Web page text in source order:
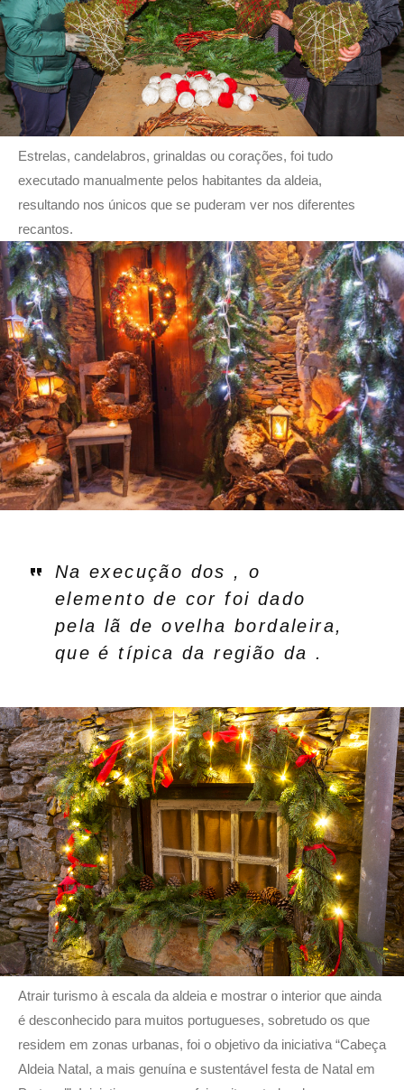
Estrelas, candelabros, grinaldas ou corações, foi tudo
executado manualmente pelos habitantes da aldeia,
resultando nos únicos que se puderam ver nos diferentes
recantos.
Na execução dos , o
elemento de cor foi dado
pela lã de ovelha bordaleira,
que é típica da região da .
Atrair turismo à escala da aldeia e mostrar o interior que ainda
é desconhecido para muitos portugueses, sobretudo os que
residem em zonas urbanas, foi o objetivo da iniciativa “Cabeça
Aldeia Natal, a mais genuína e sustentável festa de Natal em